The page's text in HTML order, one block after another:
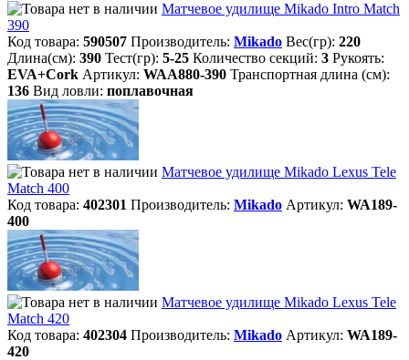
Матчевое удилище Mikado Intro Match
390
Код товара: 590507 Производитель: Mikado Вес(гр): 220
Длина(см): 390 Тест(гр): 5-25 Количество секций: 3 Рукоять:
EVA+Cork Артикул: WAA880-390 Транспортная длина (см):
136 Вид ловли: поплавочная
Матчевое удилище Mikado Lexus Tele
Match 400
Код товара: 402301 Производитель: Mikado Артикул: WA189-
400
Матчевое удилище Mikado Lexus Tele
Match 420
Код товара: 402304 Производитель: Mikado Артикул: WA189-
420